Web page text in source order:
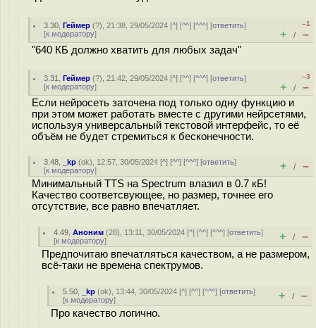
3.30 ,Геймер (?), 21:38, 29/05/2024 [^] [^^] [^^^] [ответить]
[к модератору]
–1
+ / –
"640 КБ должно хватить для любых задач"
3.31 ,Геймер (?), 21:42, 29/05/2024 [^] [^^] [^^^] [ответить]
[к модератору]
–3
+ / –
Если нейросеть заточена под только одну функцию и
при этом может работать вместе с другими нейрсетями,
используя универсальный текстовой интерфейс, то её
объём не будет стремиться к бесконечности.
3.48 _kp (ok), 12:57, 30/05/2024 [^] [^^] [^^^] [ответить]
[к модератору] + / –
Минимальный TTS на Spectrum влазил в 0.7 кБ!
Качество соответсвующее, но размер, точнее его
отсутствие, все равно впечатляет.
4.49 ,Аноним (28), 13:11, 30/05/2024 [^] [^^] [^^^] [ответить]
[к модератору] + / –
Предпочитаю впечатляться качеством, а не размером,
всё-таки не времена спектрумов.
5.50 _kp (ok), 13:44, 30/05/2024 [^] [^^] [^^^] [ответить]
[к модератору] + / –
Про качество логично.